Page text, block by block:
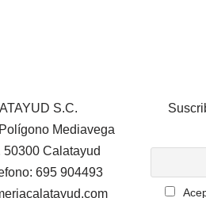
S.C.
Mediavega
50300 Calatayud
695 904493